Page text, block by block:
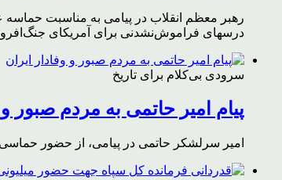
رهبر معظم انقلاب در پیامی به مناسبت حماسه
درسهای فراموش‌نشدنی برای آمریکای
سرودی بی‌کلام برای تاریخ
پیام امیر حاتمی به مردم صبور و
امیر سرلشکر حاتمی در پیامی، از حضور حماسی